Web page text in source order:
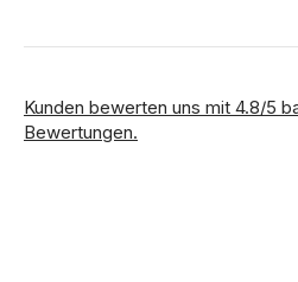
Kunden bewerten uns mit 4.8/5
Bewertungen.